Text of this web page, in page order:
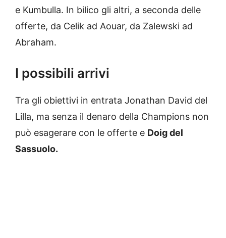
e Kumbulla. In bilico gli altri, a seconda delle
offerte, da Celik ad Aouar, da Zalewski ad
Abraham.
I possibili arrivi
Tra gli obiettivi in entrata Jonathan David del
Lilla, ma senza il denaro della Champions non
può esagerare con le offerte e Doig del
Sassuolo.